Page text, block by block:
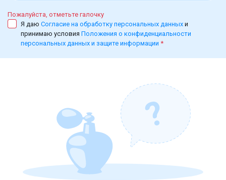
Пожалуйста, отметьте галочку
Я даю Согласие на обработку персональных данных и
принимаю условия Положения о конфиденциальности
персональных данных и защите информации *